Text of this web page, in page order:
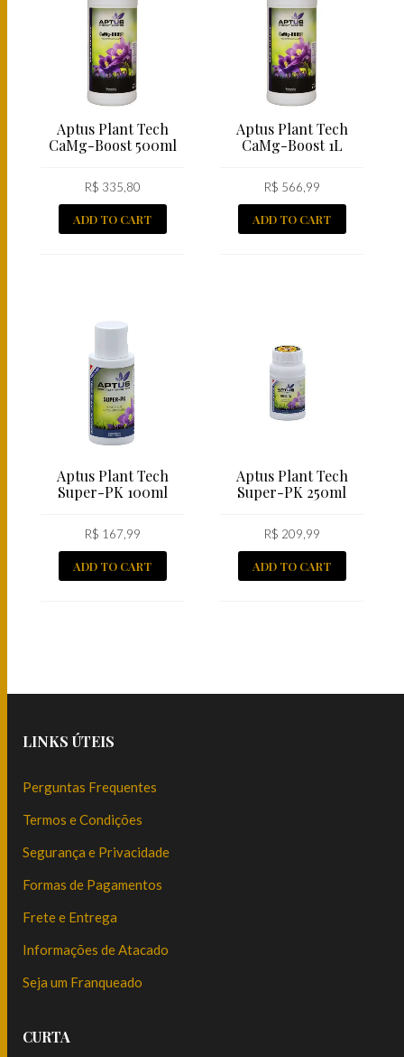
Aptus Plant Tech
CaMg-Boost 500ml
R$ 335,80
ADD TO CART
Aptus Plant Tech
CaMg-Boost 1L
R$ 566,99
ADD TO CART
Aptus Plant Tech
Super-PK 100ml
R$ 167,99
ADD TO CART
Aptus Plant Tech
Super-PK 250ml
R$ 209,99
ADD TO CART
LINKS ÚTEIS
Perguntas Frequentes
Termos e Condições
Segurança e Privacidade
Formas de Pagamentos
Frete e Entrega
Informações de Atacado
Seja um Franqueado
CURTA